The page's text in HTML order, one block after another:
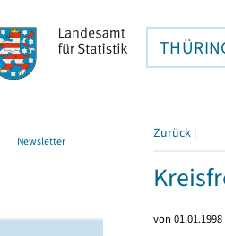
Newsletter Zurück |
von